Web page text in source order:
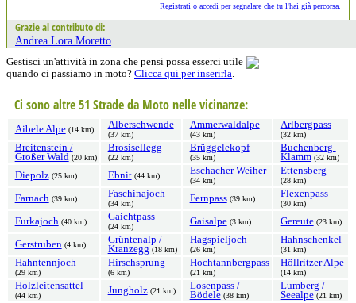
Registrati o accedi per segnalare che tu l'hai già percorsa.
Grazie al contributo di:
Andrea Lora Moretto
Gestisci un'attività in zona che pensi possa esserci utile
quando ci passiamo in moto? Clicca qui per inserirla.
Ci sono altre 51 Strade da Moto nelle vicinanze:
Aibele Alpe (14 km) Alberschwende
(37 km)
Ammerwaldalpe
(43 km)
Arlbergpass
(32 km)
Breitenstein /
Großer Wald (20 km)
Brosisellegg
(22 km)
Brüggelekopf
(35 km)
Buchenberg-
Klamm (32 km)
Diepolz (25 km) Ebnit (44 km) Eschacher Weiher
(34 km)
Ettensberg
(28 km)
Farnach (39 km) Faschinajoch
(34 km) Fernpass (39 km) Flexenpass
(30 km)
Furkajoch (40 km) Gaichtpass
(24 km) Gaisalpe (3 km) Gereute (23 km)
Gerstruben (4 km)
Grüntenalp /
Kranzegg (18 km)
Hagspieljoch
(26 km)
Hahnschenkel
(31 km)
Hahntennjoch
(29 km)
Hirschsprung
(6 km)
Hochtannbergpass
(21 km)
Höllritzer Alpe
(14 km)
Holzleitensattel
(44 km) Jungholz (21 km)
Losenpass /
Bödele (38 km)
Lumberg /
Seealpe (21 km)